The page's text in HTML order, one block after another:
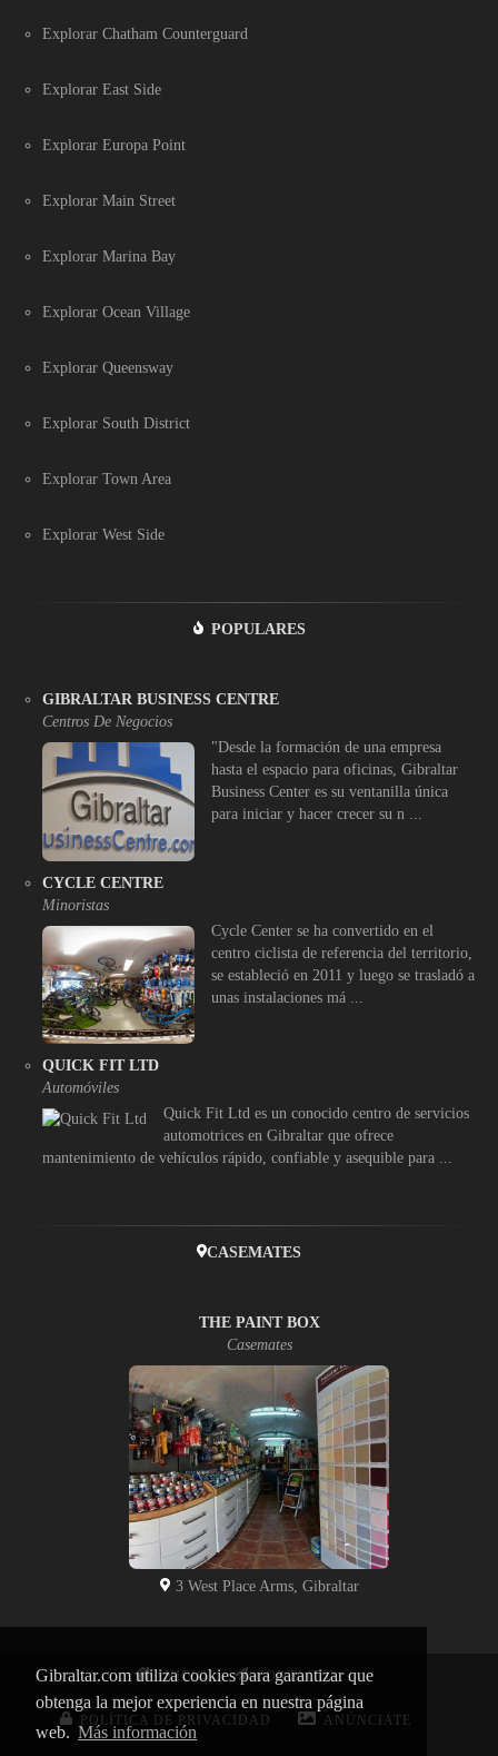
Gibraltar.com utiliza cookies para garantizar que
obtenga la mejor experiencia en nuestra página
web. Más información
Explorar Chatham Counterguard
Explorar East Side
Explorar Europa Point
Explorar Main Street
Explorar Marina Bay
Explorar Ocean Village
Explorar Queensway
Explorar South District
Explorar Town Area
Explorar West Side
POPULARES
GIBRALTAR BUSINESS CENTRE
Centros De Negocios
"Desde la formación de una empresa
hasta el espacio para oficinas, Gibraltar
Business Center es su ventanilla única
para iniciar y hacer crecer su n ...
CYCLE CENTRE
Minoristas
Cycle Center se ha convertido en el
centro ciclista de referencia del territorio,
se estableció en 2011 y luego se trasladó a
unas instalaciones má ...
QUICK FIT LTD
Automóviles
Quick Fit Ltd es un conocido centro de servicios
automotrices en Gibraltar que ofrece
mantenimiento de vehículos rápido, confiable y asequible para ...
CASEMATES
THE PAINT BOX
Casemates
3 West Place Arms, Gibraltar
INICIO CONTACTO
POLÍTICA DE PRIVACIDAD ANÚNCIATE